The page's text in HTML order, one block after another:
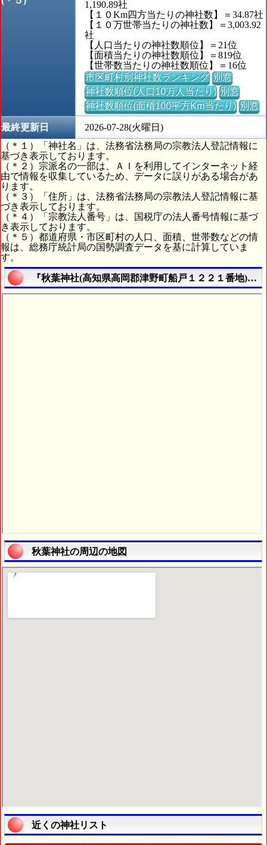
1,190.89社
【１０Km四方当たりの神社数】＝34.87社
【１０万世帯当たりの神社数】＝3,003.92
社
【人口当たりの神社数順位】＝21位
【面積当たりの神社数順位】＝819位
【世帯数当たりの神社数順位】＝16位
市区町村別神社数ランキング 別窓
神社数順位(人口10万人当たり) 別窓
神社数順位(面積100平方Km当たり) 別窓
最終更新日
2026-07-28(火曜日)
（＊１）「神社名」は、法務省法務局の宗教法人登記情報に
基づき表示しております。
（＊２）宗派名の一部は、ＡＩを利用してインターネット経
由で情報を収集しているため、データに誤りがある場合があ
ります。
（＊３）「住所」は、法務省法務局の宗教法人登記情報に基
づき表示しております。
（＊４）「宗教法人番号」は、国税庁の法人番号情報に基づ
き表示しております。
（＊５）都道府県・市区町村の人口、面積、世帯数などの情
報は、総務庁統計局の国勢調査データを基に計算していま
す。
『秋葉神社(高知県高岡郡津野町船戸１２２１番地)』
秋葉神社の周辺の地図
近くの神社リスト